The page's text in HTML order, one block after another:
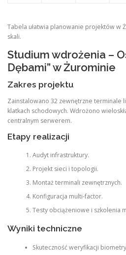
Tabela ułatwia planowanie projektów w
skali.
Studium wdrożenia –
Dębami” w Żurominie
Zakres projektu
Zainstalowano 32 zewnętrzne terminale
klatkach schodowych. Wdrożono
centralnym serwerem.
Etapy realizacji
Audyt infrastruktury.
Projekt sieci i topologii.
Montaż terminali zewnętrznych.
Konfiguracja multi-factor.
Testy obciążeniowe i szkolenia
Wyniki techniczne
Skuteczność weryfikacji